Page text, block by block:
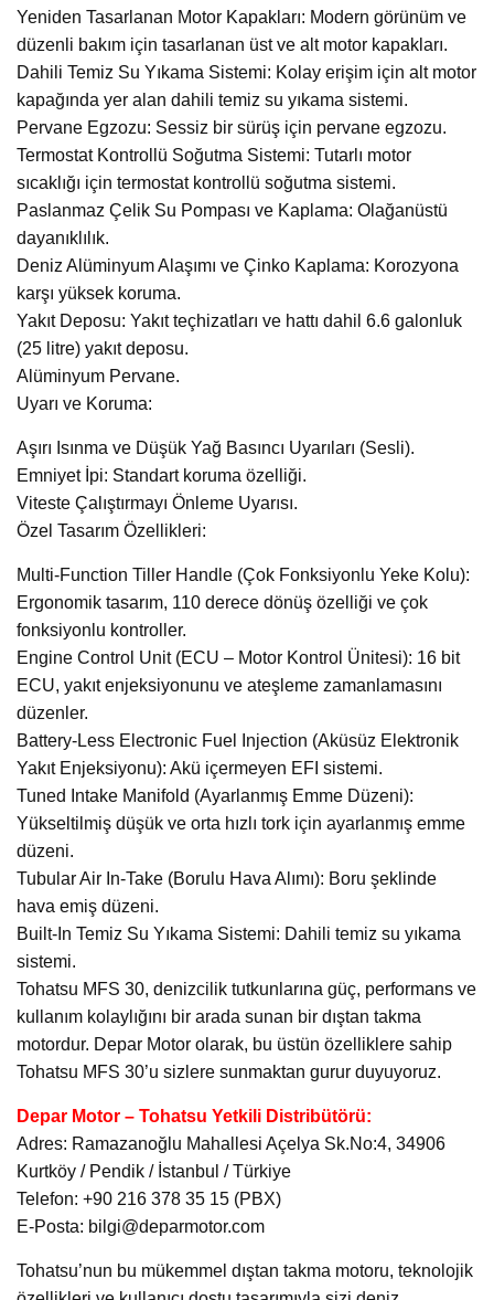
Yeniden Tasarlanan Motor Kapakları: Modern görünüm ve
düzenli bakım için tasarlanan üst ve alt motor kapakları.
Dahili Temiz Su Yıkama Sistemi: Kolay erişim için alt motor
kapağında yer alan dahili temiz su yıkama sistemi.
Pervane Egzozu: Sessiz bir sürüş için pervane egzozu.
Termostat Kontrollü Soğutma Sistemi: Tutarlı motor
sıcaklığı için termostat kontrollü soğutma sistemi.
Paslanmaz Çelik Su Pompası ve Kaplama: Olağanüstü
dayanıklılık.
Deniz Alüminyum Alaşımı ve Çinko Kaplama: Korozyona
karşı yüksek koruma.
Yakıt Deposu: Yakıt teçhizatları ve hattı dahil 6.6 galonluk
(25 litre) yakıt deposu.
Alüminyum Pervane.
Uyarı ve Koruma:
Aşırı Isınma ve Düşük Yağ Basıncı Uyarıları (Sesli).
Emniyet İpi: Standart koruma özelliği.
Viteste Çalıştırmayı Önleme Uyarısı.
Özel Tasarım Özellikleri:
Multi-Function Tiller Handle (Çok Fonksiyonlu Yeke Kolu):
Ergonomik tasarım, 110 derece dönüş özelliği ve çok
fonksiyonlu kontroller.
Engine Control Unit (ECU – Motor Kontrol Ünitesi): 16 bit
ECU, yakıt enjeksiyonunu ve ateşleme zamanlamasını
düzenler.
Battery-Less Electronic Fuel Injection (Aküsüz Elektronik
Yakıt Enjeksiyonu): Akü içermeyen EFI sistemi.
Tuned Intake Manifold (Ayarlanmış Emme Düzeni):
Yükseltilmiş düşük ve orta hızlı tork için ayarlanmış emme
düzeni.
Tubular Air In-Take (Borulu Hava Alımı): Boru şeklinde
hava emiş düzeni.
Built-In Temiz Su Yıkama Sistemi: Dahili temiz su yıkama
sistemi.
Tohatsu MFS 30, denizcilik tutkunlarına güç, performans ve
kullanım kolaylığını bir arada sunan bir dıştan takma
motordur. Depar Motor olarak, bu üstün özelliklere sahip
Tohatsu MFS 30’u sizlere sunmaktan gurur duyuyoruz.
Depar Motor – Tohatsu Yetkili Distribütörü:
Adres: Ramazanoğlu Mahallesi Açelya Sk.No:4, 34906
Kurtköy / Pendik / İstanbul / Türkiye
Telefon: +90 216 378 35 15 (PBX)
E-Posta: bilgi@deparmotor.com
Tohatsu’nun bu mükemmel dıştan takma motoru, teknolojik